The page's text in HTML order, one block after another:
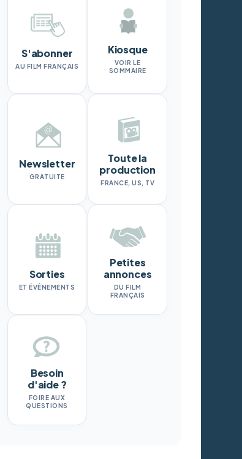
S'abonner
AU FILM FRANÇAIS
Kiosque
VOIR LE
SOMMAIRE
Newsletter
GRATUITE
Toute la
production
FRANCE, US, TV
Sorties
ET ÉVÉNEMENTS
Petites
annonces
DU FILM
FRANÇAIS
Besoin
d'aide ?
FOIRE AUX
QUESTIONS